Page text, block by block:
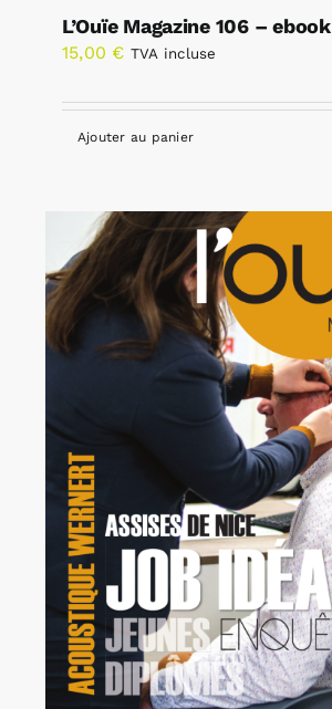
L’Ouïe Magazine 106 – ebook
15,00 € TVA incluse
Ajouter au panier